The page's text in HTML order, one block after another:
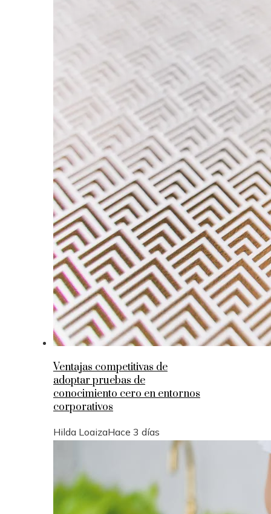
Ventajas competitivas de
adoptar pruebas de
conocimiento cero en entornos
corporativos
Hilda LoaizaHace 3 días